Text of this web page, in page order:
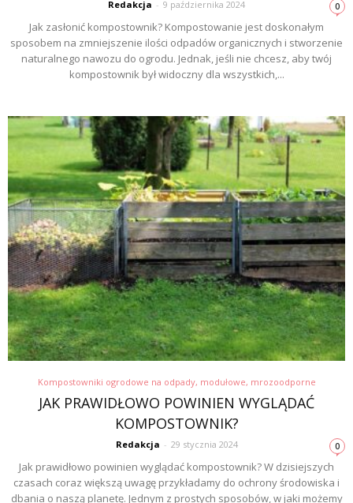
Redakcja - 9 października 2024 0
Jak zasłonić kompostownik? Kompostowanie jest doskonałym
sposobem na zmniejszenie ilości odpadów organicznych i stworzenie
naturalnego nawozu do ogrodu. Jednak, jeśli nie chcesz, aby twój
kompostownik był widoczny dla wszystkich,...
Kompostowniki ogrodowe na odpady, modułowe, mrozoodporne
JAK PRAWIDŁOWO POWINIEN WYGLĄDAĆ
KOMPOSTOWNIK?
Redakcja - 29 stycznia 2024 0
Jak prawidłowo powinien wyglądać kompostownik? W dzisiejszych
czasach coraz większą uwagę przykładamy do ochrony środowiska i
dbania o naszą planetę. Jednym z prostych sposobów, w jaki możemy